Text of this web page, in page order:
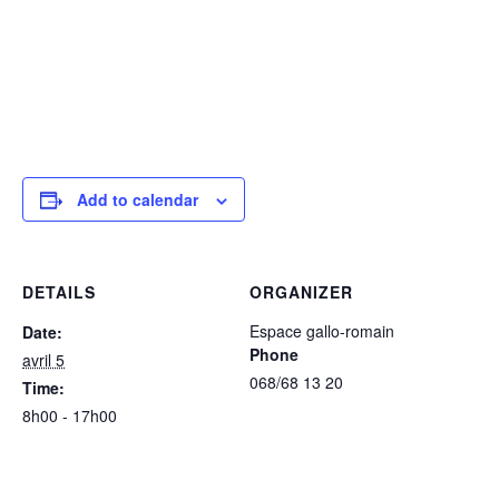
Add to calendar
DETAILS
Date:
avril 5
Time:
8h00 - 17h00
ORGANIZER
Espace gallo-romain
Phone
068/68 13 20